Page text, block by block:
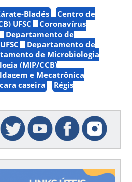
Bladés
Centro de
UFSC
Coronavírus
Departamento de
Departamento de
de Microbiologia
(MIP/CCB)
e Mecatrônica
caseira
Régis